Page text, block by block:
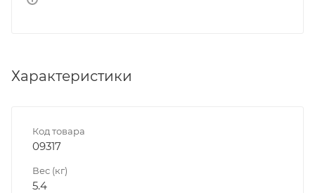
Характеристики
Код товара
09317
Вес (кг)
5.4